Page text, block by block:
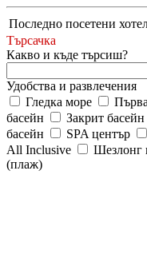
Последно посетени
Търсачка
Какво и къде търсиш?
Удобства и развлечения
Гледка море
басейн
Закрит басейн
басейн
SPA център
All Inclusive
Шезлонг
(плаж)